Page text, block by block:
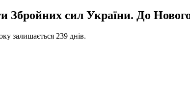
Збройних сил України. До
залишається 239 днів.